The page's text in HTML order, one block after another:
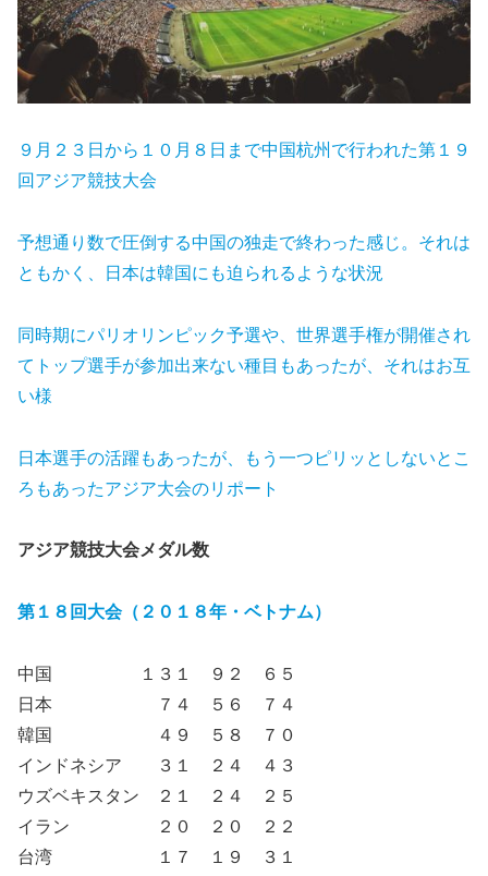
９月２３日から１０月８日まで中国杭州で行われた第１９
回アジア競技大会
予想通り数で圧倒する中国の独走で終わった感じ。それは
ともかく、日本は韓国にも迫られるような状況
同時期にパリオリンピック予選や、世界選手権が開催され
てトップ選手が参加出来ない種目もあったが、それはお互
い様
日本選手の活躍もあったが、もう一つピリッとしないとこ
ろもあったアジア大会のリポート
アジア競技大会メダル数
第１８回大会（２０１８年・ ベトナム）
中国 １３１ ９２ ６５
日本 ７４ ５６ ７４
韓国 ４９ ５８ ７０
インドネシア ３１ ２４ ４３
ウズベキスタン ２１ ２４ ２５
イラン ２０ ２０ ２２
台湾 １７ １９ ３１